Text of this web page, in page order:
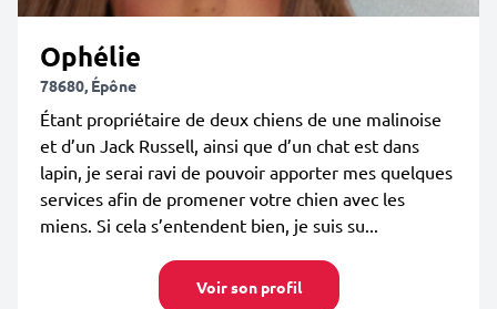
Ophélie
78680, Épône
Étant propriétaire de deux chiens de une malinoise
et d’un Jack Russell, ainsi que d’un chat est dans
lapin, je serai ravi de pouvoir apporter mes quelques
services afin de promener votre chien avec les
miens. Si cela s’entendent bien, je suis su...
Voir son profil